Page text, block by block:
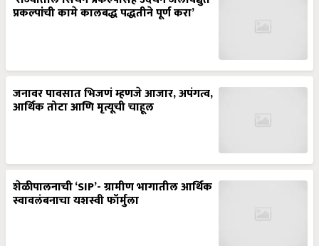
प्रकल्पांची कामे कालबद्ध पद्धतीने पूर्ण करा’
जनावर पावसात भिजणं म्हणजे आजार, अपंगत्व,
आर्थिक तोटा आणि मृत्यूची चाहूल
शेळीपालनाची ‘SIP’- ग्रामीण भागातील आर्थिक
स्वावलंबनाचा यशस्वी फॉर्मुला